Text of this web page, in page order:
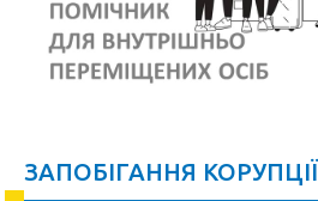
ЗАПОБІГАННЯ КОРУПЦІЇ